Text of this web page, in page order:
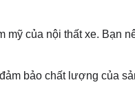
của nội thất xe. Bạn
bảo chất lượng của